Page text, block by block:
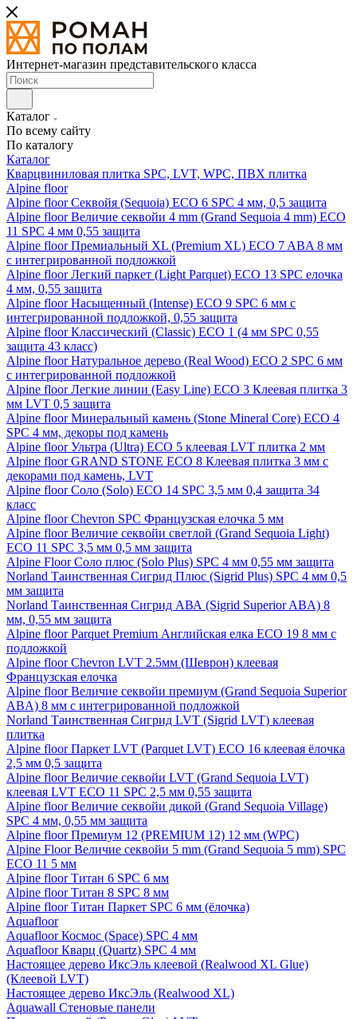
Интернет-магазин представительского класса
Каталог
По всему сайту
По каталогу
Каталог
Кварцвиниловая плитка SPC, LVT, WPC, ПВХ плитка
Alpine floor
Alpine floor Секвойя (Sequoia) ECO 6 SPC 4 мм, 0,5 защита
Alpine floor Величие секвойи 4 mm (Grand Sequoia 4 mm) ECO
11 SPC 4 мм 0,55 защита
Alpine floor Премиальный XL (Premium XL) ECO 7 ABA 8 мм
с интегрированной подложкой
Alpine floor Легкий паркет (Light Parquet) ECO 13 SPC елочка
4 мм, 0,55 защита
Alpine floor Насыщенный (Intense) ECO 9 SPC 6 мм с
интегрированной подложкой, 0,55 защита
Alpine floor Классический (Classic) ECO 1 (4 мм SPC 0,55
защита 43 класс)
Alpine floor Натуральное дерево (Real Wood) ECO 2 SPC 6 мм
с интегрированной подложкой
Alpine floor Легкие линии (Easy Line) ECO 3 Клеевая плитка 3
мм LVT 0,5 защита
Alpine floor Минеральный камень (Stone Mineral Core) ECO 4
SPC 4 мм, декоры под камень
Alpine floor Ультра (Ultra) ECO 5 клеевая LVT плитка 2 мм
Alpine floor GRAND STONE ECO 8 Клеевая плитка 3 мм с
декорами под камень, LVT
Alpine floor Соло (Solo) ECO 14 SPC 3,5 мм 0,4 защита 34
класс
Alpine floor Chevron SPC Французская елочка 5 мм
Alpine floor Величие секвойи светлой (Grand Sequoia Light)
ECO 11 SPC 3,5 мм 0,5 мм защита
Alpine Floor Соло плюс (Solo Plus) SPC 4 мм 0,55 мм защита
Norland Таинственная Сигрид Плюс (Sigrid Plus) SPC 4 мм 0,5
мм защита
Norland Таинственная Сигрид АВА (Sigrid Superior ABA) 8
мм, 0,55 мм защита
Alpine floor Parquet Premium Английская елка ECO 19 8 мм с
подложкой
Alpine floor Chevron LVT 2.5мм (Шеврон) клеевая
Французская елочка
Alpine floor Величие секвойи премиум (Grand Sequoia Superior
ABA) 8 мм с интегрированной подложкой
Norland Таинственная Сигрид LVT (Sigrid LVT) клеевая
плитка
Alpine floor Паркет LVT (Parquet LVT) ECO 16 клеевая ёлочка
2,5 мм 0,5 защита
Alpine floor Величие секвойи LVT (Grand Sequoia LVT)
клеевая LVT ECO 11 SPC 2,5 мм 0,55 защита
Alpine floor Величие секвойи дикой (Grand Sequoia Village)
SPC 4 мм, 0,55 мм защита
Alpine floor Премиум 12 (PREMIUM 12) 12 мм (WPC)
Alpine Floor Величие секвойи 5 mm (Grand Sequoia 5 mm) SPC
ECO 11 5 мм
Alpine floor Титан 6 SPC 6 мм
Alpine floor Титан 8 SPC 8 мм
Alpine floor Титан Паркет SPC 6 мм (ёлочка)
Aquafloor
Aquafloor Космос (Space) SPC 4 мм
Aquafloor Кварц (Quartz) SPC 4 мм
Настоящее дерево ИксЭль клеевой (Realwood XL Glue)
(Клеевой LVT)
Настоящее дерево ИксЭль (Realwood XL)
Aquawall Стеновые панели